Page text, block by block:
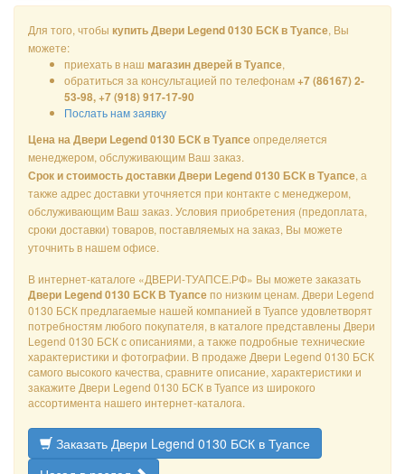
Для того, чтобы купить Двери Legend 0130 БСК в Туапсе, Вы
можете:
приехать в наш магазин дверей в Туапсе,
обратиться за консультацией по телефонам+7 (86167) 2-
53-98, +7 (918) 917-17-90
Послать нам заявку
Цена на Двери Legend 0130 БСК в Туапсеопределяется
менеджером, обслуживающим Ваш заказ.
Срок и стоимость доставки Двери Legend 0130 БСК в Туапсе, а
также адрес доставки уточняется при контакте с менеджером,
обслуживающим Ваш заказ. Условия приобретения (предоплата,
сроки доставки) товаров, поставляемых на заказ, Вы можете
уточнить в нашем офисе.
В интернет-каталоге «ДВЕРИ-ТУАПСЕ.РФ» Вы можете заказать
Двери Legend 0130 БСК В Туапсепо низким ценам. Двери Legend
0130 БСК предлагаемые нашей компанией в Туапсе удовлетворят
потребностям любого покупателя, в каталоге представлены Двери
Legend 0130 БСК с описаниями, а также подробные технические
характеристики и фотографии. В продаже Двери Legend 0130 БСК
самого высокого качества, сравните описание, характеристики и
закажите Двери Legend 0130 БСК в Туапсе из широкого
ассортимента нашего интернет-каталога.
Заказать Двери Legend 0130 БСК в Туапсе